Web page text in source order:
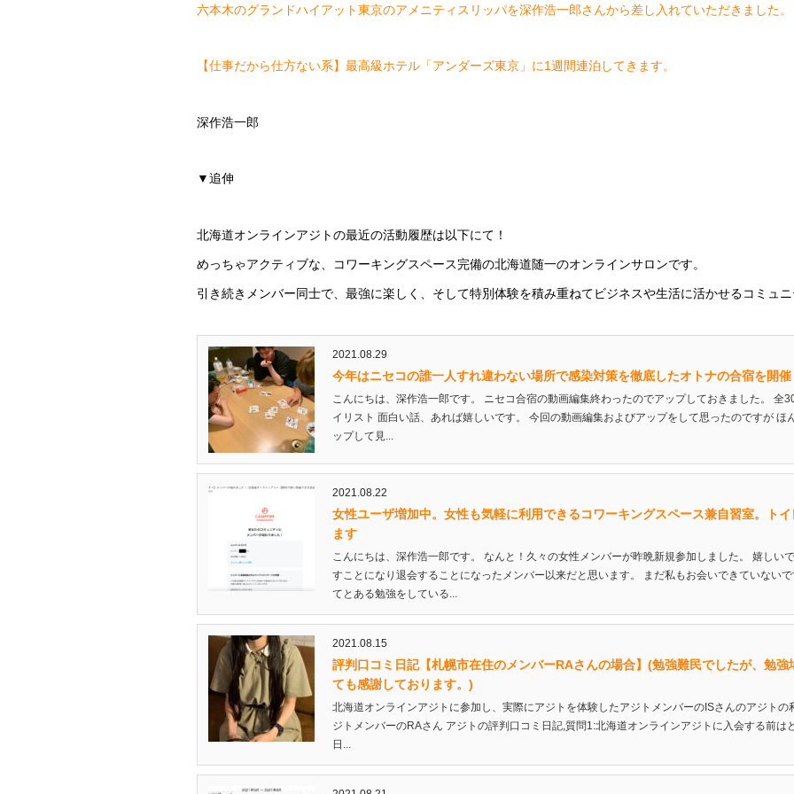
六本木のグランドハイアット東京のアメニティスリッパを深作浩一郎さんから差し入れていただきました。
【仕事だから仕方ない系】最高級ホテル「アンダーズ東京」に1週間連泊してきます。
深作浩一郎
▼追伸
北海道オンラインアジトの最近の活動履歴は以下にて！
めっちゃアクティブな、コワーキングスペース完備の北海道随一のオンラインサロンです。
引き続きメンバー同士で、最強に楽しく、そして特別体験を積み重ねてビジネスや生活に活かせるコミュ
2021.08.29
今年はニセコの誰一人すれ違わない場所で感染対策を徹底したオトナの合宿を開
こんにちは、深作浩一郎です。 ニセコ合宿の動画編集終わったのでアップしておきました。 全
イリスト 面白い話、あれば嬉しいです。 今回の動画編集およびアップをして思ったのですが ほ
ップして見...
2021.08.22
女性ユーザ増加中。女性も気軽に利用できるコワーキングスペース兼自習室。ト
ます
こんにちは、深作浩一郎です。 なんと！久々の女性メンバーが昨晩新規参加しました。 嬉しい
すことになり退会することになったメンバー以来だと思います。 まだ私もお会いできていない
てとある勉強をしている...
2021.08.15
評判口コミ日記【札幌市在住のメンバーRAさんの場合】(勉強難民でしたが、勉
ても感謝しております。)
北海道オンラインアジトに参加し、実際にアジトを体験したアジトメンバーのISさんのアジト
ジトメンバーのRAさん アジトの評判口コミ日記,質問1:北海道オンラインアジトに入会する前は
日...